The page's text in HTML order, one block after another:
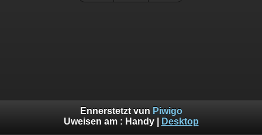
Ennerstetzt vun Piwigo
Uweisen am : Handy| Desktop